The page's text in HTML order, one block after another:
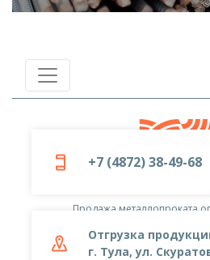
+7 (4872) 38-49-68
Отгрузка
г. Тула, ул.
Продажа металлопроката